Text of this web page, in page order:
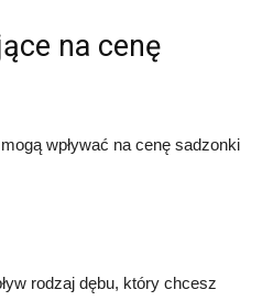
na cenę
wpływać na cenę sadzonki
rodzaj dębu, który chcesz